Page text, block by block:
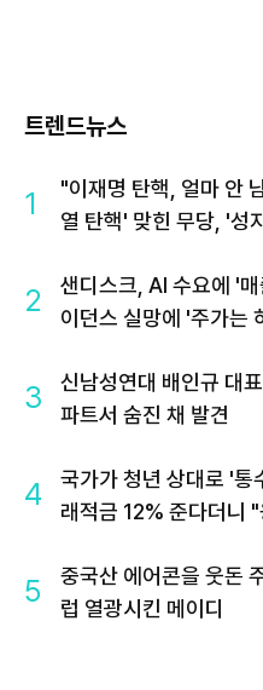
트렌드뉴스
1
"이재명 탄핵, 얼마 안
열 탄핵' 맞힌 무당, '성
2
샌디스크, AI 수요에 '
이던스 실망에 '주가는
3
신남성연대 배인규 대
파트서 숨진 채 발견
4
국가가 청년 상대로 '통
래적금 12% 준다더니
5
중국산 에어콘을 웃돈
럽 열광시킨 메이디